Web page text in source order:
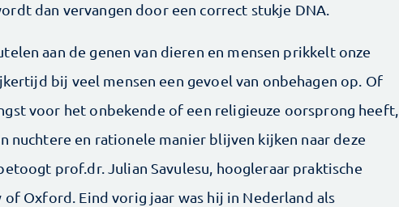
dan vervangen door een correct stukje DNA.
aan de genen van dieren en mensen prikkelt onze
bij veel mensen een gevoel van onbehagen op. Of
voor het onbekende of een religieuze oorsprong heeft,
nuchtere en rationele manier blijven kijken naar deze
prof.dr. Julian Savulesu, hoogleraar praktische
of Oxford. Eind vorig jaar was hij in Nederland als